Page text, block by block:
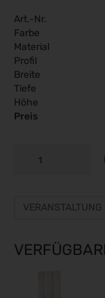
Art.-Nr.
Farbe
Material
Profil
Breite
Tiefe
Höhe
Preis
VERANSTALTUNG
Preise auf Anfrage